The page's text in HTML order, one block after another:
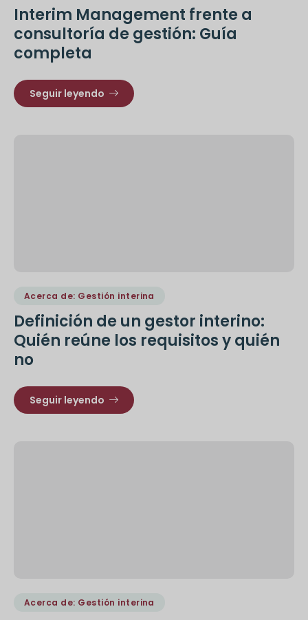
Interim Management frente a
consultoría de gestión: Guía
completa
Seguir leyendo
Acerca de: Gestión interina
Definición de un gestor interino:
Quién reúne los requisitos y quién
no
Seguir leyendo
Acerca de: Gestión interina